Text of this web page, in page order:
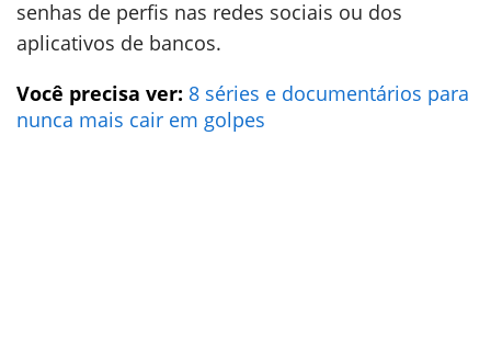
senhas de perfis nas redes sociais ou dos
aplicativos de bancos.
Você precisa ver: 8 séries e documentários para
nunca mais cair em golpes